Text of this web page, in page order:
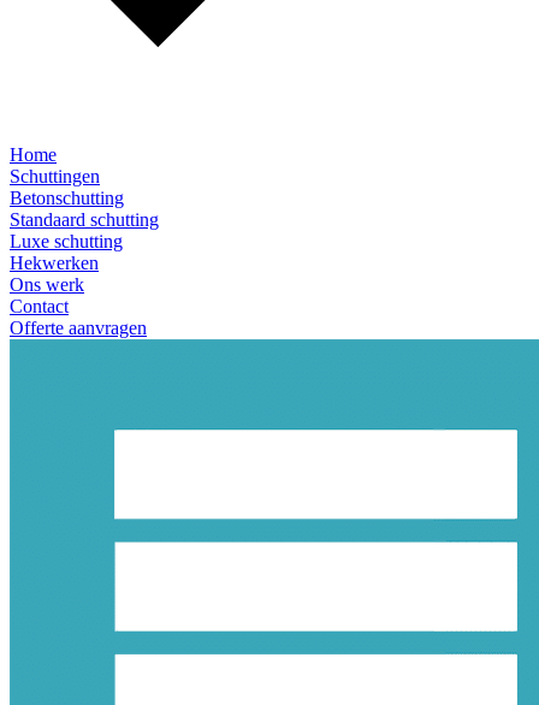
Home
Schuttingen
Betonschutting
Standaard schutting
Luxe schutting
Hekwerken
Ons werk
Contact
Offerte aanvragen